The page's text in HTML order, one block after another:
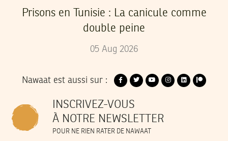
Prisons en Tunisie : La canicule comme
double peine
05 Aug 2026
Nawaat est aussi sur :
INSCRIVEZ-VOUS
À NOTRE NEWSLETTER
POUR NE RIEN RATER DE NAWAAT